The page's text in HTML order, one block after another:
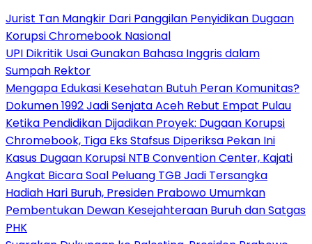
Jurist Tan Mangkir Dari Panggilan Penyidikan Dugaan
Korupsi Chromebook Nasional
UPI Dikritik Usai Gunakan Bahasa Inggris dalam
Sumpah Rektor
Mengapa Edukasi Kesehatan Butuh Peran Komunitas?
Dokumen 1992 Jadi Senjata Aceh Rebut Empat Pulau
Ketika Pendidikan Dijadikan Proyek: Dugaan Korupsi
Chromebook, Tiga Eks Stafsus Diperiksa Pekan Ini
Kasus Dugaan Korupsi NTB Convention Center, Kajati
Angkat Bicara Soal Peluang TGB Jadi Tersangka
Hadiah Hari Buruh, Presiden Prabowo Umumkan
Pembentukan Dewan Kesejahteraan Buruh dan Satgas
PHK